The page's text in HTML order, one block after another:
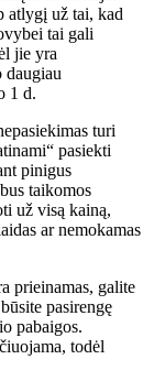
atlygį už tai, kad
tai gali
jie yra
daugiau
1 d.
turi
pasiekti
pinigus
taikomos
už visą kainą,
ar nemokamas
prieinamas, galite
pasirengę
pabaigos.
todėl